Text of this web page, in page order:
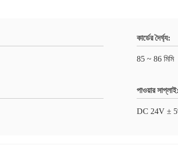
কার্ডের দৈর্ঘ্য:
85 ~ 86 মিমি
পাওয়ার সাপ্লাই:
DC 24V ±